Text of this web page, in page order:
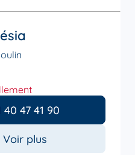
40 47 41 90
Voir plus